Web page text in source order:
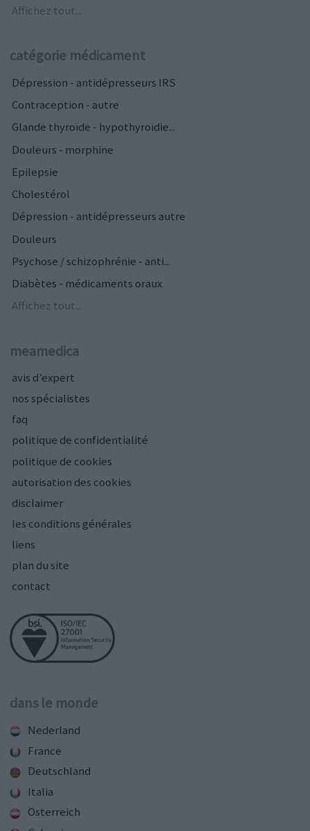
Affichez tout...
catégorie médicament
Dépression - antidépresseurs IRS
Contraception - autre
Glande thyroïde - hypothyroïdie...
Douleurs - morphine
Epilepsie
Cholestérol
Dépression - antidépresseurs autre
Douleurs
Psychose / schizophrénie - anti...
Diabètes - médicaments oraux
Affichez tout...
meamedica
avis d’expert
nos spécialistes
faq
politique de confidentialité
politique de cookies
autorisation des cookies
disclaimer
les conditions générales
liens
plan du site
contact
dans le monde
Nederland
France
Deutschland
Italia
Österreich